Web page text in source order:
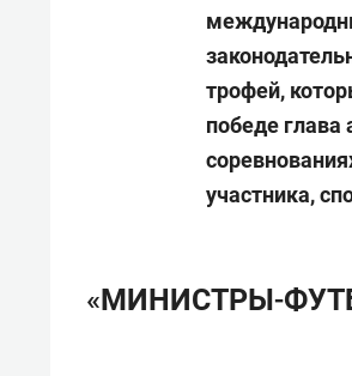
трофей,
победе глава
участника,
«МИНИСТРЫ-